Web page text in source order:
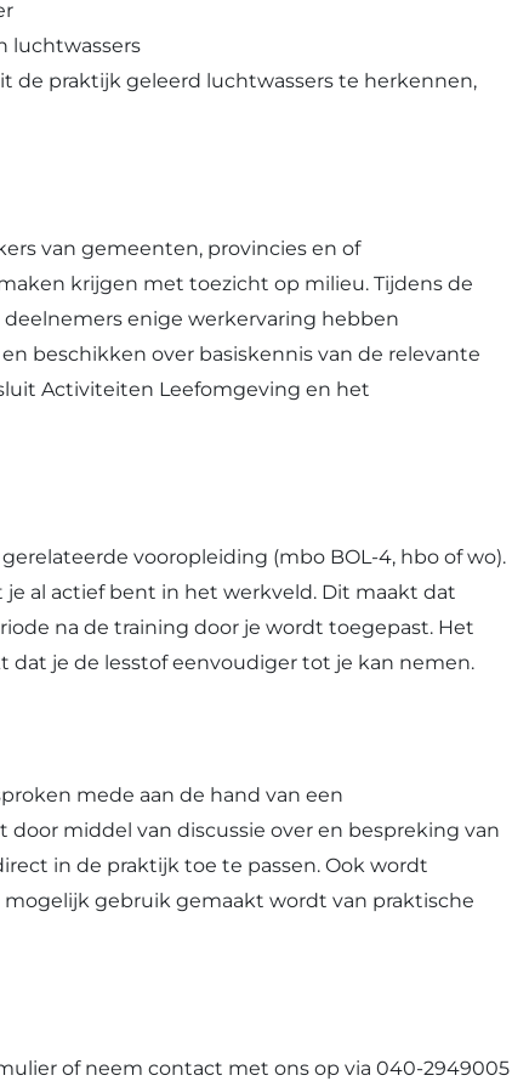
luchtwassers
de praktijk geleerd luchtwassers te herkennen,
van gemeenten, provincies en of
krijgen met toezicht op milieu. Tijdens de
enige werkervaring hebben
beschikken over basiskennis van de relevante
Activiteiten Leefomgeving en het
vooropleiding (mbo BOL-4, hbo of wo).
al actief bent in het werkveld. Dit maakt dat
na de training door je wordt toegepast. Het
je de lesstof eenvoudiger tot je kan nemen.
mede aan de hand van een
middel van discussie over en bespreking van
in de praktijk toe te passen. Ook wordt
gebruik gemaakt wordt van praktische
of neem contact met ons op via 040-2949005